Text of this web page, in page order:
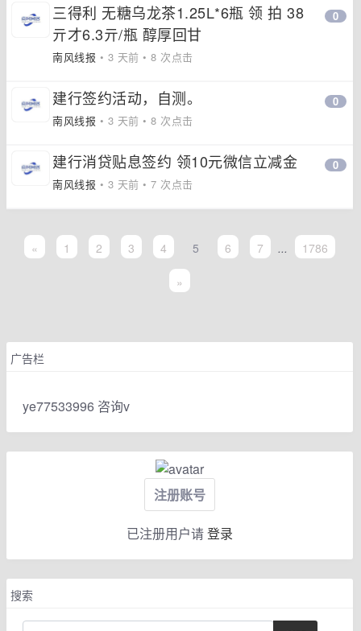
三得利 无糖乌龙茶1.25L*6瓶 领 拍 38
亓才6.3亓/瓶 醇厚回甘
南风线报 • 3 天前 • 8 次点击
0
建行签约活动，自测。
南风线报 • 3 天前 • 8 次点击
0
建行消贷贴息签约 领10元微信立减金
南风线报 • 3 天前 • 7 次点击
0
« 1 2 3 4 5 6 7 ... 1786
»
广告栏
ye77533996 咨询v
注册账号
已注册用户请登录
搜索